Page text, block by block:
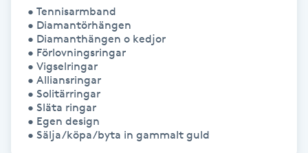
Gelenaglar
Gellack
Gellack med förstärkning
Gravidmassage
• Tennisarmband
• Diamantörhängen
• Diamanthängen o kedjor
• Förlovningsringar
• Vigselringar
• Alliansringar
• Solitärringar
• Släta ringar
• Egen design
• Sälja/köpa/byta in gammalt guld